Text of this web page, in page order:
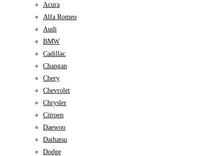
Acura
Alfa Romeo
Audi
BMW
Cadillac
Changan
Chery
Chevrolet
Chrysler
Citroen
Daewoo
Daihatsu
Dodge